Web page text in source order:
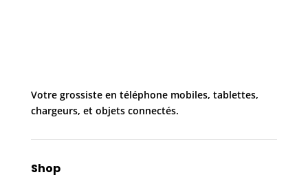
Votre grossiste en téléphone mobiles, tablettes,
chargeurs, et objets connectés.
Shop